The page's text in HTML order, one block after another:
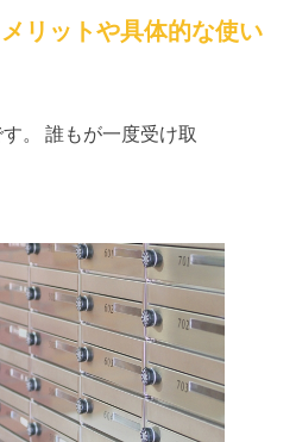
リットや具体的な使い
。 誰もが一度受け取